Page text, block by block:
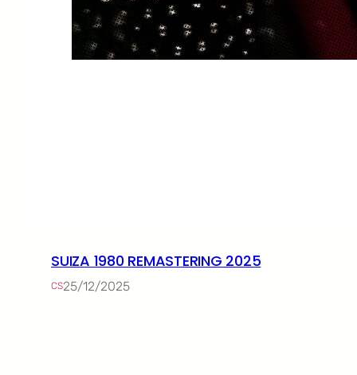
SUIZA 1980 REMASTERING 2025
CS25/12/2025